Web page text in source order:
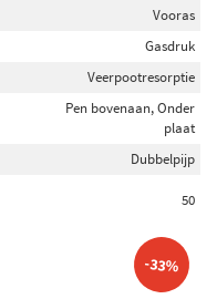
Vooras
Gasdruk
Veerpootresorptie
Pen bovenaan, Onder
plaat
Dubbelpijp
50
-33%